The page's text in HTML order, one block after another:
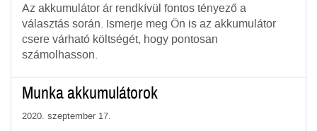
Az akkumulátor ár rendkívül fontos tényező a
választás során. Ismerje meg Ön is az akkumulátor
csere várható költségét, hogy pontosan
számolhasson.
Munka akkumulátorok
2020. szeptember 17.